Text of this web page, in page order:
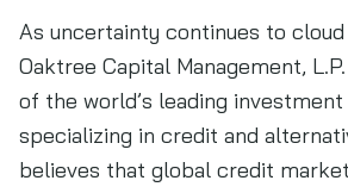
As uncertainty continues to
Oaktree Capital Management,
of the world’s leading
specializing in credit and
believes that global credit